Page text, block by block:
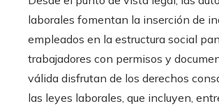
laborales fomentan la inserción de
empleados en la estructura social
trabajadores con permisos y
válida disfrutan de los derechos
las leyes laborales, que incluyen,